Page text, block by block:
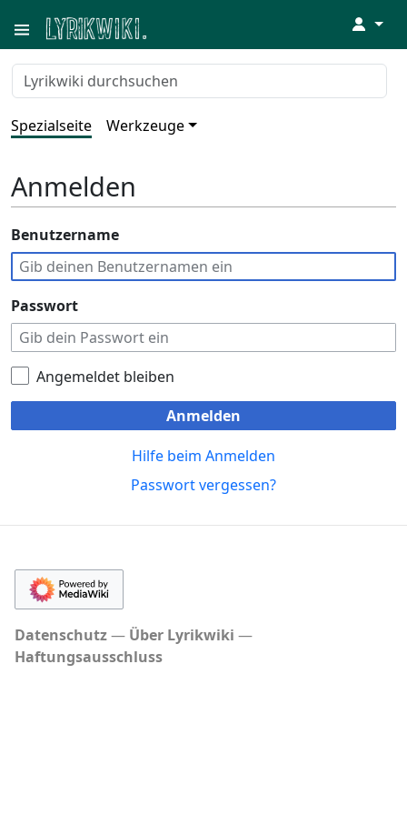
↓
Spezialseite Werkzeuge
Anmelden
Benutzername
Passwort
Angemeldet bleiben
Anmelden
Hilfe beim Anmelden
Passwort vergessen?
Datenschutz
Über Lyrikwiki
Haftungsausschluss